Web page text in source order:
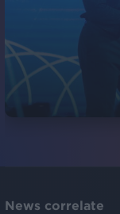
News correlate